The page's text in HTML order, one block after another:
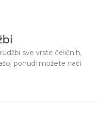
sve vrste čeličnih,
ponudi možete naći